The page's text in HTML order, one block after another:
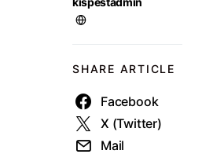
SHARE ARTICLE
Facebook
X (Twitter)
Mail